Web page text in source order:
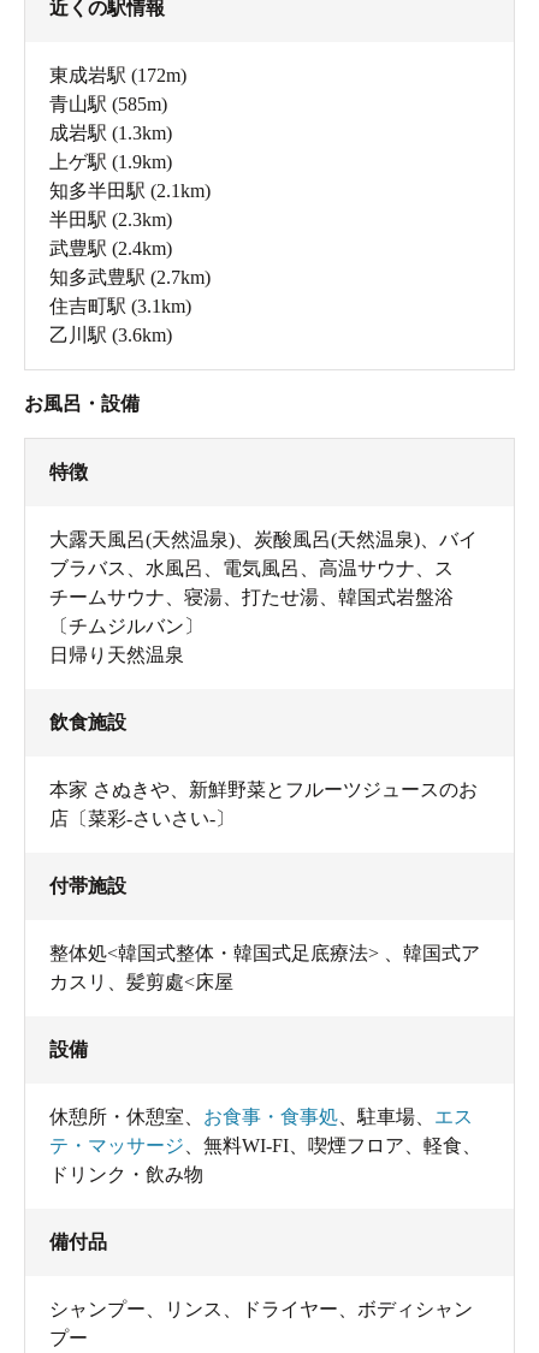
近くの駅情報
東成岩駅 (172m)
青山駅 (585m)
成岩駅 (1.3km)
上ゲ駅 (1.9km)
知多半田駅 (2.1km)
半田駅 (2.3km)
武豊駅 (2.4km)
知多武豊駅 (2.7km)
住吉町駅 (3.1km)
乙川駅 (3.6km)
お風呂・設備
特徴
大露天風呂(天然温泉)、炭酸風呂(天然温泉)、バイ
ブラバス、水風呂、電気風呂、高温サウナ、ス
チームサウナ、寝湯、打たせ湯、韓国式岩盤浴
〔チムジルバン〕
日帰り天然温泉
飲食施設
本家 さぬきや、新鮮野菜とフルーツジュースのお
店〔菜彩-さいさい-〕
付帯施設
整体処<韓国式整体・韓国式足底療法> 、韓国式ア
カスリ、髪剪處<床屋
設備
休憩所・休憩室 お食事・食事処 駐車場
エス
テ・マッサージ
無料WI-FI 喫煙フロア 軽食
ドリンク・飲み物
備付品
シャンプー リンス ドライヤー
ボディシャン
プー